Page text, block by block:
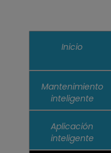
Inicio
Mantenimiento
inteligente
Aplicación
inteligente